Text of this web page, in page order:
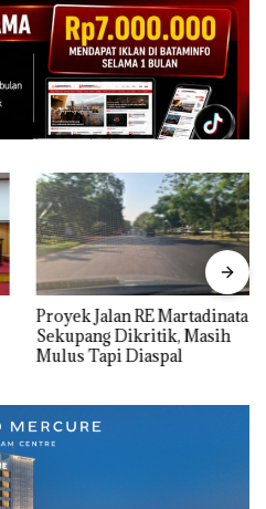
Proyek Jalan RE Martadinata
Sekupang Dikritik, Masih
Mulus Tapi Diaspal